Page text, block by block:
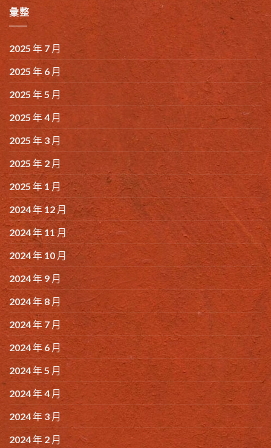
彙整
2025 年 7 月
2025 年 6 月
2025 年 5 月
2025 年 4 月
2025 年 3 月
2025 年 2 月
2025 年 1 月
2024 年 12 月
2024 年 11 月
2024 年 10 月
2024 年 9 月
2024 年 8 月
2024 年 7 月
2024 年 6 月
2024 年 5 月
2024 年 4 月
2024 年 3 月
2024 年 2 月